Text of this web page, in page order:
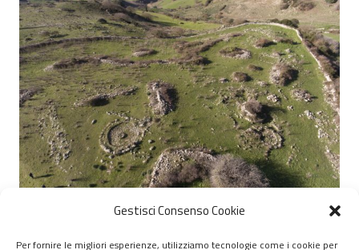
Gestisci Consenso Cookie
Per fornire le migliori esperienze, utilizziamo tecnologie come i cookie per